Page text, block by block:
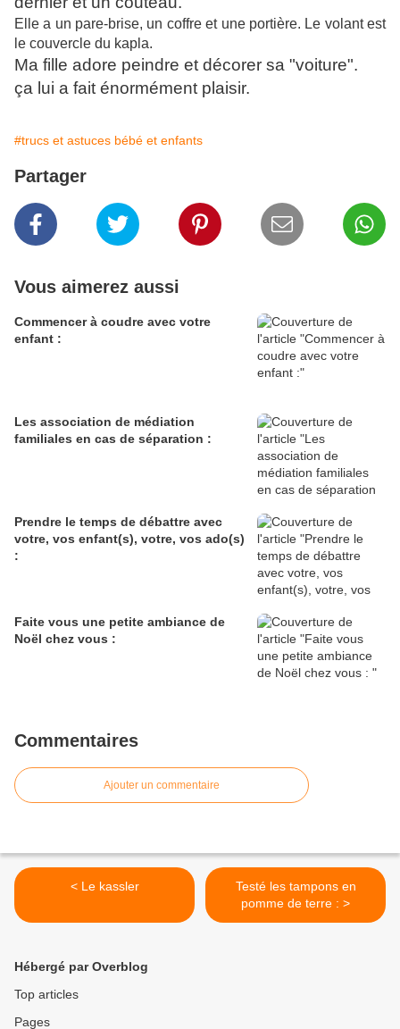
Elle a un pare-brise, un coffre et une portière. Le volant est
le couvercle du kapla.
Ma fille adore peindre et décorer sa "voiture".
ça lui a fait énormément plaisir.
#trucs et astuces bébé et enfants
Partager
Vous aimerez aussi
Commencer à coudre avec votre
enfant :
Les association de médiation
familiales en cas de séparation :
Prendre le temps de débattre avec
votre, vos enfant(s), votre, vos ado(s)
:
Faite vous une petite ambiance de
Noël chez vous :
Commentaires
Ajouter un commentaire
< Le kassler
Testé les tampons en
pomme de terre : >
Hébergé par Overblog
Top articles
Pages